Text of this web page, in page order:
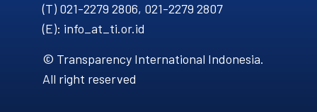
(T) 021-2279 2806, 021-2279 2807
(E): info_at_ti.or.id
© Transparency International Indonesia.
All right reserved